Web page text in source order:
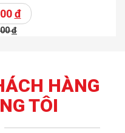
đ
đ
HÀNG
TÔI